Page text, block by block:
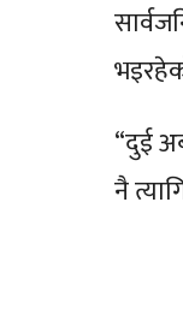
“दुई
नै